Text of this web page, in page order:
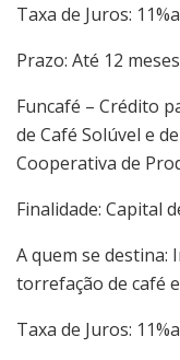
Taxa de Juros:
Prazo: Até 12
Funcafé – Crédito
de Café Solúvel e
Cooperativa de
Finalidade: Capital
A quem se destina:
torrefação de café
Taxa de Juros: